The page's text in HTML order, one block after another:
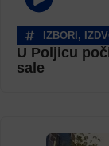
IZBORI ,
U Poljicu
sale